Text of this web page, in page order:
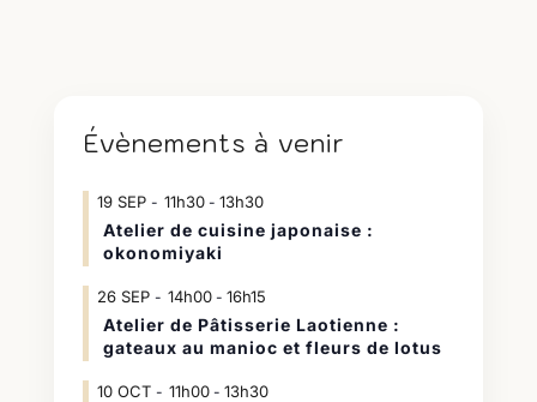
Évènements à venir
19 SEP 11h30- 13h30
Atelier de cuisine japonaise :
okonomiyaki
26 SEP 14h00- 16h15
Atelier de Pâtisserie Laotienne :
gateaux au manioc et fleurs de lotus
10 OCT 11h00- 13h30